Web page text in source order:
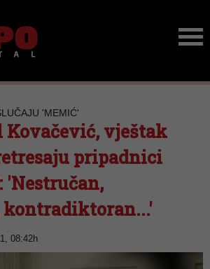
'MEMIĆ'
Kovačević, vještak
pripadnici
'Nestručan,
kontradiktoran...'
08:42h